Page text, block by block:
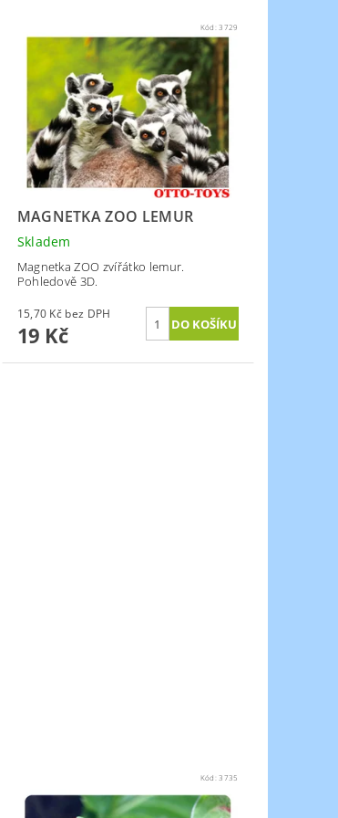
Kód:3729
MAGNETKA ZOO LEMUR
Skladem
Magnetka ZOO zvířátko lemur.
Pohledově 3D.
15,70 Kč bez DPH
19 Kč
Kód:3735